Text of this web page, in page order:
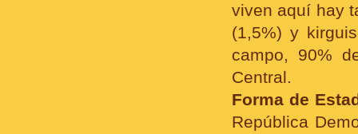
viven aquí hay
(1,5%) y
campo, 90%
Central.
Forma de
República